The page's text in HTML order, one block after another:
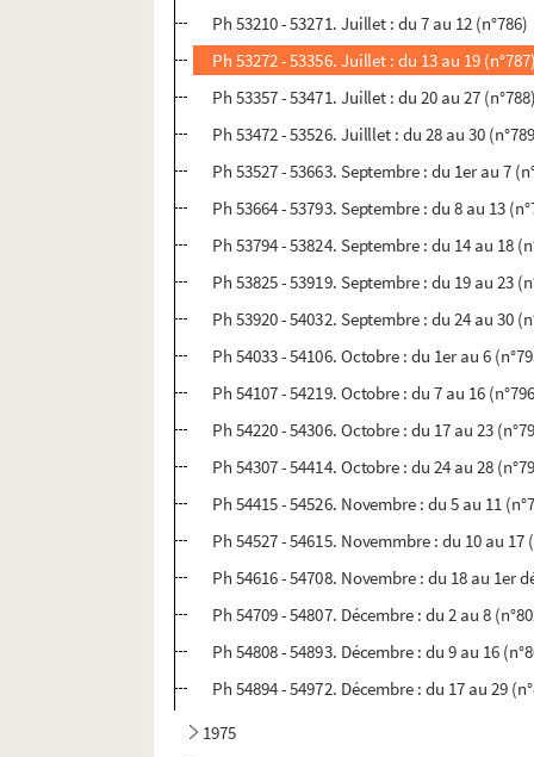
Ph 53210 - 53271. Juillet : du 7 au 12 (n°786)
Ph 53272 - 53356. Juillet : du 13 au 19
Ph 53357 - 53471. Juillet : du 20 au 27
Ph 53472 - 53526. Juilllet : du 28 au 30
Ph 53527 - 53663. Septembre : du 1er au 7
Ph 53664 - 53793. Septembre : du 8 au 13
Ph 53794 - 53824. Septembre : du 14 au 18
Ph 53825 - 53919. Septembre : du 19 au 23
Ph 53920 - 54032. Septembre : du 24 au 30
Ph 54033 - 54106. Octobre : du 1er au 6
Ph 54107 - 54219. Octobre : du 7 au 16
Ph 54220 - 54306. Octobre : du 17 au 23
Ph 54307 - 54414. Octobre : du 24 au 28
Ph 54415 - 54526. Novembre : du 5 au 11
Ph 54527 - 54615. Novemmbre : du 10 au 17
Ph 54616 - 54708. Novembre : du 18 au 1er
Ph 54709 - 54807. Décembre : du 2 au 8
Ph 54808 - 54893. Décembre : du 9 au 16
Ph 54894 - 54972. Décembre : du 17 au 29
1975